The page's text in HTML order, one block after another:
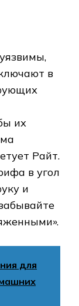
в
их
Райт.
в угол
и
для